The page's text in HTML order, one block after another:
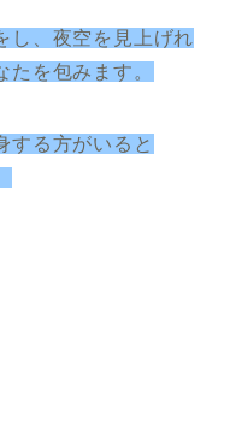
し、夜空を見上げれ
を包みます。
する方がいると